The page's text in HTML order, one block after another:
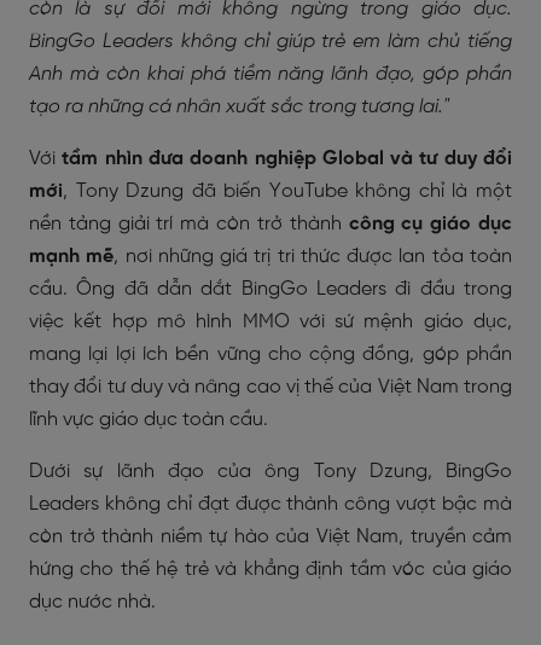
còn là sự đổi mới không ngừng trong giáo dục.
BingGo Leaders không chỉ giúp trẻ em làm chủ tiếng
Anh mà còn khai phá tiềm năng lãnh đạo, góp phần
tạo ra những cá nhân xuất sắc trong tương lai."
Vớitầm nhìn đưa doanh nghiệp Global và tư duy đổi
mới, Tony Dzung đã biến YouTube không chỉ là một
nền tảng giải trí mà còn trở thành công cụ giáo dục
mạnh mẽ, nơi những giá trị tri thức được lan tỏa toàn
cầu. Ông đã dẫn dắt BingGo Leaders đi đầu trong
việc kết hợp mô hình MMO với sứ mệnh giáo dục,
mang lại lợi ích bền vững cho cộng đồng, góp phần
thay đổi tư duy và nâng cao vị thế của Việt Nam trong
lĩnh vực giáo dục toàn cầu.
Dưới sự lãnh đạo của ông Tony Dzung, BingGo
Leaders không chỉ đạt được thành công vượt bậc mà
còn trở thành niềm tự hào của Việt Nam, truyền cảm
hứng cho thế hệ trẻ và khẳng định tầm vóc của giáo
dục nước nhà.